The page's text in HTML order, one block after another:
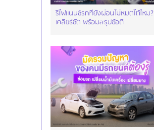
รีไฟแนนซ์รถที่ยังผ่อนไม่หมดได้ไหม?
เคลียร์ชัด พร้อมสรุปข้อดี